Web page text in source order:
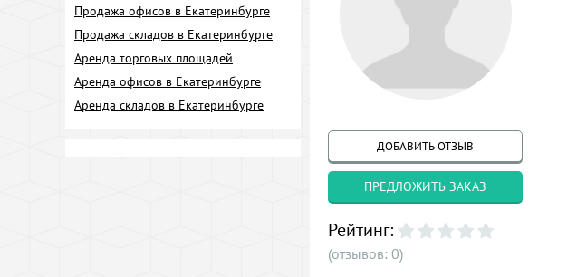
Продажа офисов в Екатеринбурге
Продажа складов в Екатеринбурге
Аренда торговых площадей
Аренда офисов в Екатеринбурге
Аренда складов в Екатеринбурге
ДОБАВИТЬ ОТЗЫВ
ПРЕДЛОЖИТЬ ЗАКАЗ
Рейтинг:
(отзывов: 0)